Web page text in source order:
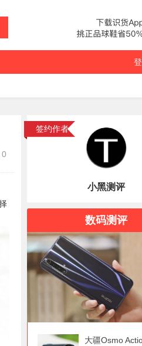
0
签约作者
小黑测评
数码测评
大疆Osmo